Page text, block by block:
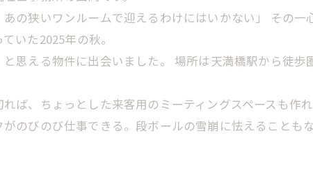
あの狭いワンルームで迎えるわけにはいかない」 その
いた2025年の秋。
思える物件に出会いました。 場所は天満橋駅から徒
ば、ちょっとした来客用のミーティングスペースも作れ
がのびのび仕事できる。段ボールの雪崩に怯えること